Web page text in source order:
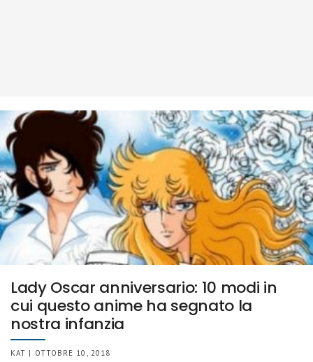
Lady Oscar anniversario: 10 modi in
cui questo anime ha segnato la
nostra infanzia
KAT | OTTOBRE 10, 2018